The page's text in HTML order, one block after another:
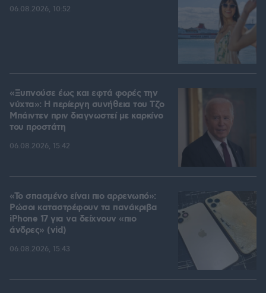
06.08.2026, 10:52
«Ξυπνούσε έως και εφτά φορές την
νύχτα»: Η περίεργη συνήθεια του Τζο
Μπάιντεν πριν διαγνωστεί με καρκίνο
του προστάτη
06.08.2026, 15:42
«Το σπασμένο είναι πιο αρρενωπό»:
Ρώσοι καταστρέφουν τα πανάκριβα
iPhone 17 για να δείχνουν «πιο
άνδρες» (vid)
06.08.2026, 15:43